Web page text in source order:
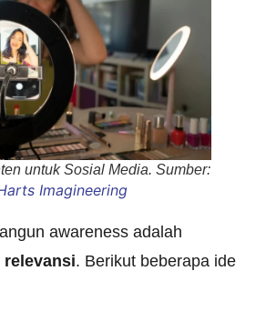
untuk Sosial Media. Sumber:
Imagineering
awareness adalah
. Berikut beberapa ide